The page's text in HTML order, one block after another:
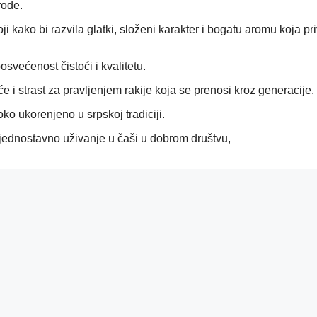
kako bi razvila glatki, složeni karakter i bogatu aromu koja
čistoći i kvalitetu.
i strast za pravljenjem rakije koja se prenosi kroz generacije.
ukorenjeno u srpskoj tradiciji.
uživanje u čaši u dobrom društvu,